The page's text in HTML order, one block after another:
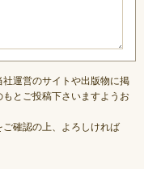
運営のサイトや出版物に掲
とご投稿下さいますようお
ご確認の上、よろしければ